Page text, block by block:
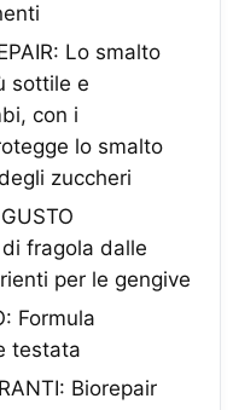
Lo smalto
sottile e
con i
lo smalto
zuccheri
fragola dalle
per le gengive
Formula
testata
Biorepair